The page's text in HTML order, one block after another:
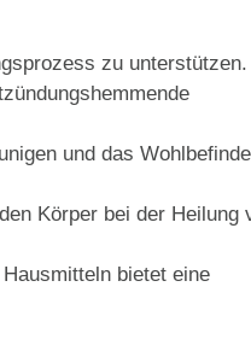
zu unterstützen.
und das
Körper bei der Heilung
bietet eine